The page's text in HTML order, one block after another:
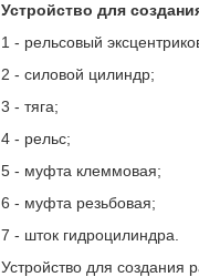
Устройство для
1 - рельсовый
2 - силовой цилиндр;
3 - тяга;
4 - рельс;
5 - муфта клеммовая;
6 - муфта резьбовая;
7 - шток гидроцилиндра.
Устройство для создания